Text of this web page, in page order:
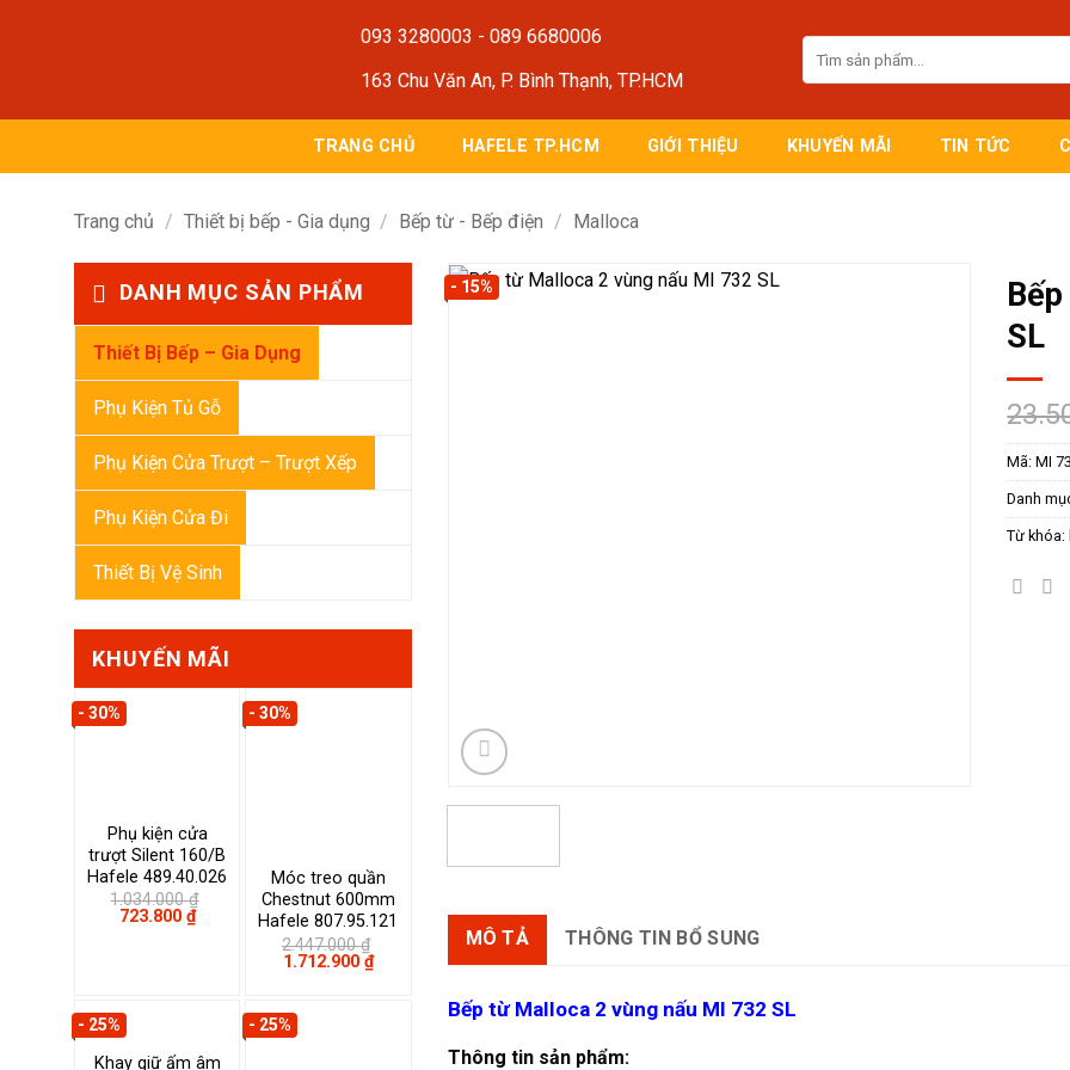
093 3280003 - 089 6680006
163 Chu Văn An, P. Bình Thạnh, TP.HCM
kiếm:
TRANG CHỦ HAFELE TP.HCM GIỚI THIỆU KHUYẾN MÃI TIN TỨC
Trang chủ / Thiết bị bếp - Gia dụng / Bếp từ - Bếp điện / Malloca
DANH MỤC SẢN PHẨM
Thiết Bị Bếp – Gia Dụng
Phụ Kiện Tủ Gỗ
Phụ Kiện Cửa Trượt – Trượt Xếp
Phụ Kiện Cửa Đi
Thiết Bị Vệ Sinh
KHUYẾN MÃI
- 30%
Phụ kiện cửa
trượt Silent 160/B
Hafele 489.40.026
1.034.000₫
Giá
723.800 ₫Giá
hiện
- 30%
Móc treo quần
Chestnut 600mm
Hafele 807.95.121
2.447.000₫
Giá
2.447.000 ₫.
1.712.900 ₫Giá
hiện
- 25%
Khay giữ ấm âm
- 25%
- 15%
SL
Mã:MI
Danh
Từ khóa:
MÔ TẢ THÔNG TIN BỔ SUNG
Bếp từ Malloca 2 vùng nấu MI 732 SL
Thông tin sản phẩm: